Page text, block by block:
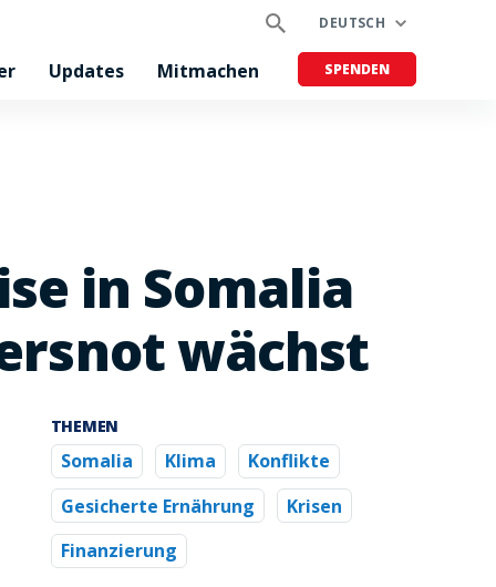
DEUTSCH
Updates Mitmachen SPENDEN
in Somalia
wächst
THEMEN
Somalia Klima
Konflikte
Gesicherte Ernährung
Krisen
Finanzierung